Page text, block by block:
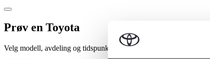
Prøv en Toyota
Velg modell, avdeling og tidspunkt.